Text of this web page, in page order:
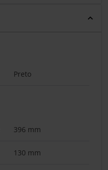
Preto
396 mm
130 mm